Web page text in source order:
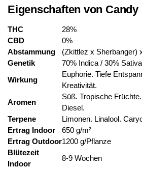
Eigenschaften von Candy
THC
28%
CBD
0%
Abstammung
(Zkittlez x Sherbanger)
Genetik
70% Indica / 30% Sativa
Wirkung
Euphorie. Tiefe
Kreativität.
Aromen
Süß. Tropische
Diesel.
Terpene
Limonen. Linalool.
Ertrag Indoor
650 g/m²
Ertrag Outdoor1200 g/Pflanze
Blütezeit
Indoor
8-9 Wochen